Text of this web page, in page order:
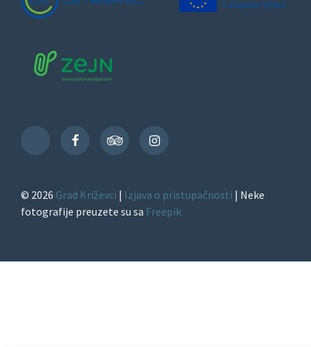
TikTok
FacebookTripAdvisorInstagram
© 2026 Grad Križevci | Izjava o pristupačnosti | Neke
fotografije preuzete su sa Freepik